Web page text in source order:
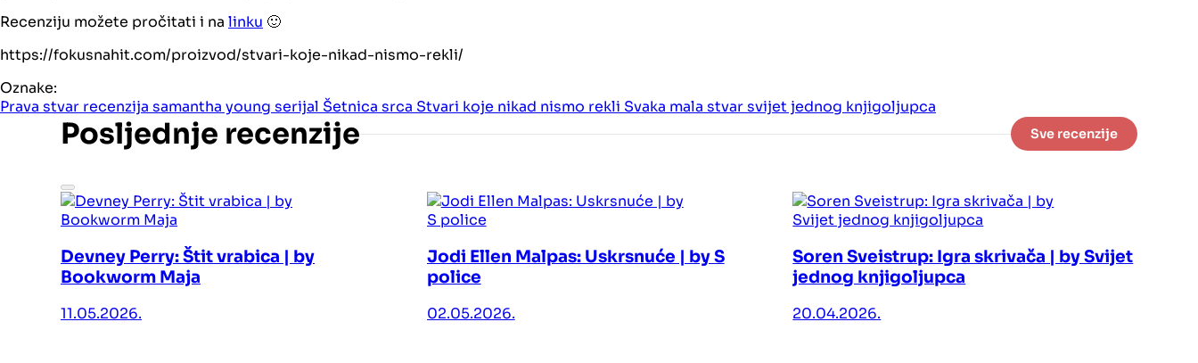
Recenziju možete pročitati i na linku 🙂
https://fokusnahit.com/proizvod/stvari-koje-nikad-nismo-rekli/
Oznake:
Prava stvar recenzija samantha young serijal Šetnica srca Stvari koje nikad nismo rekli Svaka mala stvarsvijet jednog knjigoljupca
Posljednje recenzije Sve recenzije
Devney Perry: Štit vrabica | by
Bookworm Maja
11.05.2026.
Jodi Ellen Malpas: Uskrsnuće | by S
police
02.05.2026.
Soren Sveistrup: Igra skrivača | by Svijet
jednog knjigoljupca
20.04.2026.